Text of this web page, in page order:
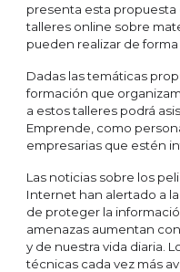
presenta esta
talleres online sobre
pueden realizar de
Dadas las temáticas
formación que
a estos talleres podrá
Emprende, como
empresarias que estén
Las noticias sobre los
Internet han alertado a
de proteger la
amenazas aumentan
y de nuestra vida diaria.
técnicas cada vez más